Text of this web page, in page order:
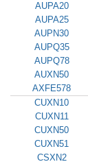
AUPA20
AUPA25
AUPN30
AUPQ35
AUPQ78
AUXN50
AXFE578
CUXN10
CUXN11
CUXN50
CUXN51
CSXN2